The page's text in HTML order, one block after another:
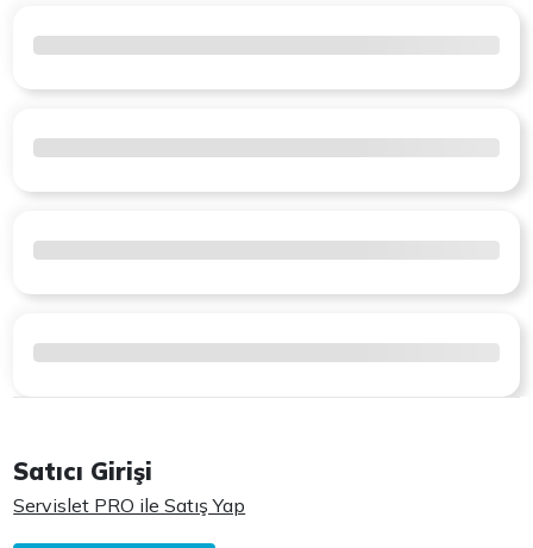
Satıcı Girişi
Servislet PRO ile Satış Yap